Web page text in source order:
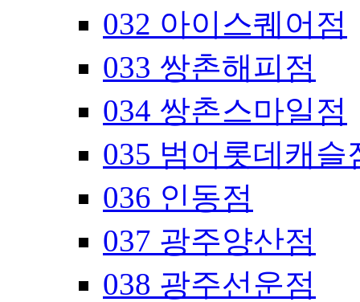
032 아이스퀘어점
033 쌍촌해피점
034 쌍촌스마일점
035 범어롯데캐슬
036 인동점
037 광주양산점
038 광주선운점